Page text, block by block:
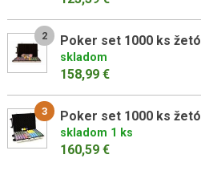
2
skladom
158,99 €
3 Poker set 1000 ks
skladom 1 ks
160,59 €